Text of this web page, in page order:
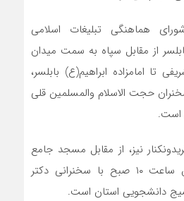
هماهنگی تبلیغات اسلامی
از مقابل سپاه به سمت میدان
تا امامزاده ابراهیم(ع) بابلسر،
و سخنران حجت الاسلام والمسلمین قلی
است.
نیز، از مقابل مسجد جامع
به سمت مصلای قدس ساعت ۱۰ صبح با سخنرانی دکتر
دانشجویی استان است.